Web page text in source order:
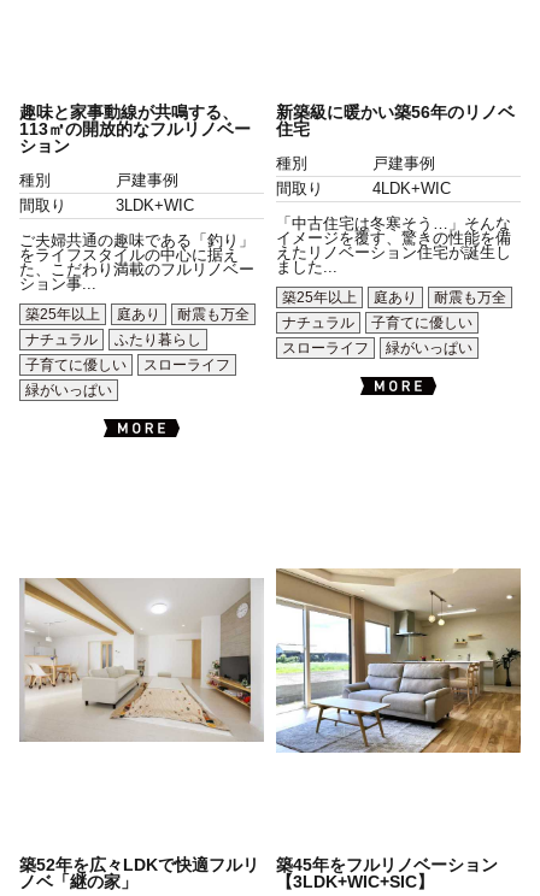
趣味と家事動線が共鳴する、
113㎡の開放的なフルリノベー
ション
種別
戸建事例
間取り
3LDK+WIC
ご夫婦共通の趣味である「釣り」
をライフスタイルの中心に据え
た、こだわり満載のフルリノベー
ション事...
築25年以上
庭あり
耐震も万全
ナチュラル
ふたり暮らし
子育てに優しい
スローライフ
緑がいっぱい
新築級に暖かい築56年のリノベ
住宅
種別
戸建事例
間取り
4LDK+WIC
「中古住宅は冬寒そう…」そんな
イメージを覆す、驚きの性能を備
えたリノベーション住宅が誕生し
ました...
築25年以上
庭あり
耐震も万全
ナチュラル
子育てに優しい
スローライフ
緑がいっぱい
築52年を広々LDKで快適フルリ
ノベ「継の家」
築45年をフルリノベーション
【3LDK+WIC+SIC】